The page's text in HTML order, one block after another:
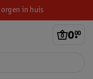
in huis
0.
00